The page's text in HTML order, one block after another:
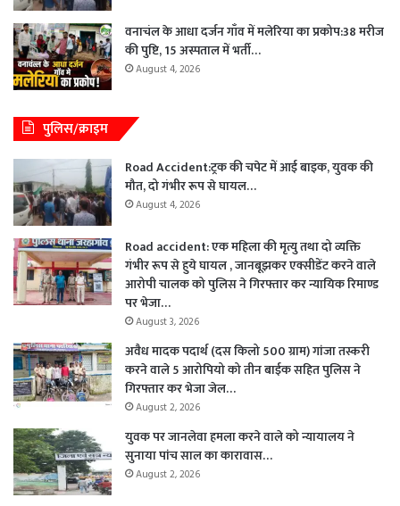
वनाचंल के आधा दर्जन गाँव में मलेरिया का प्रकोप:38 मरीज
की पुष्टि, 15 अस्पताल में भर्ती…
August 4, 2026
पुलिस/क्राइम
Road Accident:ट्रक की चपेट में आई बाइक, युवक की
मौत, दो गंभीर रूप से घायल…
August 4, 2026
Road accident: एक महिला की मृत्यु तथा दो व्यक्ति
गंभीर रूप से हुये घायल , जानबूझकर एक्सीडेंट करने वाले
आरोपी चालक को पुलिस ने गिरफ्तार कर न्यायिक रिमाण्ड
पर भेजा…
August 3, 2026
अवैध मादक पदार्थ (दस किलो 500 ग्राम) गांजा तस्करी
करने वाले 5 आरोपियो को तीन बाईक सहित पुलिस ने
गिरफ्तार कर भेजा जेल…
August 2, 2026
युवक पर जानलेवा हमला करने वाले को न्यायालय ने
सुनाया पांच साल का कारावास…
August 2, 2026